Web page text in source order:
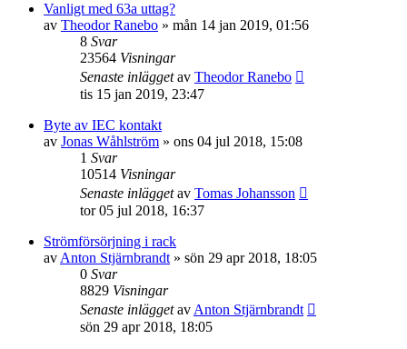
Vanligt med 63a uttag?
av Theodor Ranebo » mån 14 jan 2019, 01:56
8 Svar
23564 Visningar
Senaste inläggetav Theodor Ranebo
tis 15 jan 2019, 23:47
Byte av IEC kontakt
av Jonas Wåhlström » ons 04 jul 2018, 15:08
1 Svar
10514 Visningar
Senaste inläggetav Tomas Johansson
tor 05 jul 2018, 16:37
Strömförsörjning i rack
av Anton Stjärnbrandt » sön 29 apr 2018, 18:05
0 Svar
8829 Visningar
Senaste inläggetav Anton Stjärnbrandt
sön 29 apr 2018, 18:05